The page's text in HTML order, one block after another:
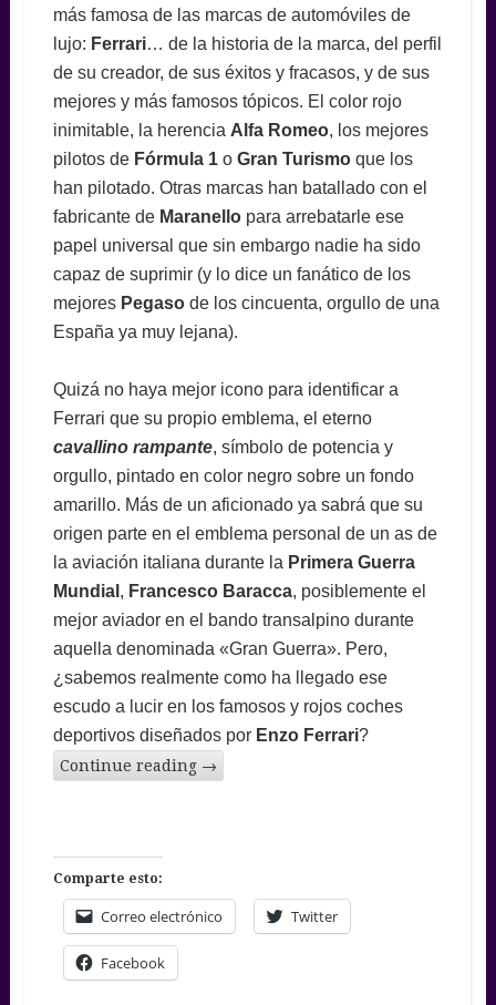
más famosa de las marcas de automóviles de
lujo: Ferrari… de la historia de la marca, del perfil
de su creador, de sus éxitos y fracasos, y de sus
mejores y más famosos tópicos. El color rojo
inimitable, la herencia Alfa Romeo, los mejores
pilotos de Fórmula 1o Gran Turismoque los
han pilotado. Otras marcas han batallado con el
fabricante de Maranellopara arrebatarle ese
papel universal que sin embargo nadie ha sido
capaz de suprimir (y lo dice un fanático de los
mejores Pegasode los cincuenta, orgullo de una
España ya muy lejana).
Quizá no haya mejor icono para identificar a
Ferrari que su propio emblema, el eterno
cavallino rampante, símbolo de potencia y
orgullo, pintado en color negro sobre un fondo
amarillo. Más de un aficionado ya sabrá que su
origen parte en el emblema personal de un as de
la aviación italiana durante la Primera Guerra
Mundial , Francesco Baracca, posiblemente el
mejor aviador en el bando transalpino durante
aquella denominada «Gran Guerra». Pero,
¿sabemos realmente como ha llegado ese
escudo a lucir en los famosos y rojos coches
deportivos diseñados por Enzo Ferrari?
Continue reading →
Comparte esto:
Correo electrónico Twitter
Facebook